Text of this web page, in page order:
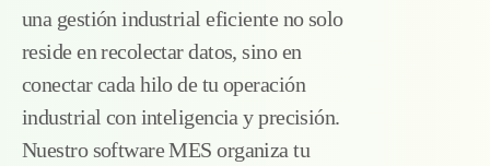
una gestión industrial eficiente no solo
reside en recolectar datos, sino en
conectar cada hilo de tu operación
industrial con inteligencia y precisión.
Nuestro software MES organiza tu